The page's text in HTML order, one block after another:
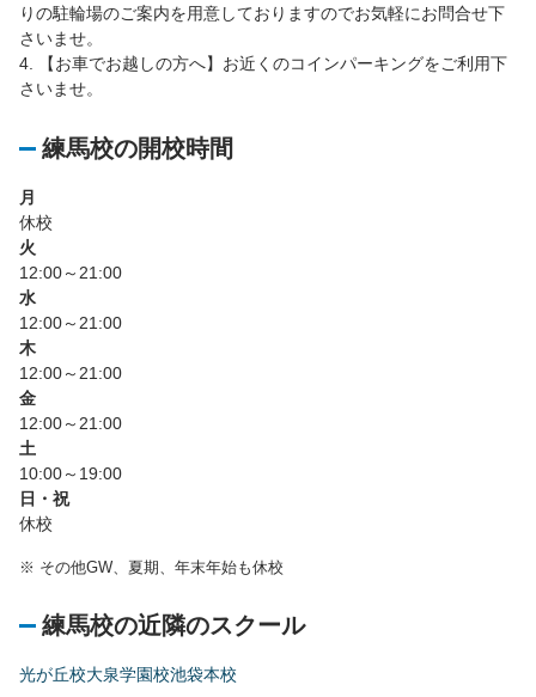
りの駐輪場のご案内を用意しておりますのでお気軽にお問合せ下
さいませ。
4. 【お車でお越しの方へ】お近くのコインパーキングをご利用下
さいませ。
練馬校の開校時間
月
休校
火
12:00～21:00
水
12:00～21:00
木
12:00～21:00
金
12:00～21:00
土
10:00～19:00
日・祝
休校
※ その他GW、夏期、年末年始も休校
練馬校の近隣のスクール
光が丘校大泉学園校池袋本校